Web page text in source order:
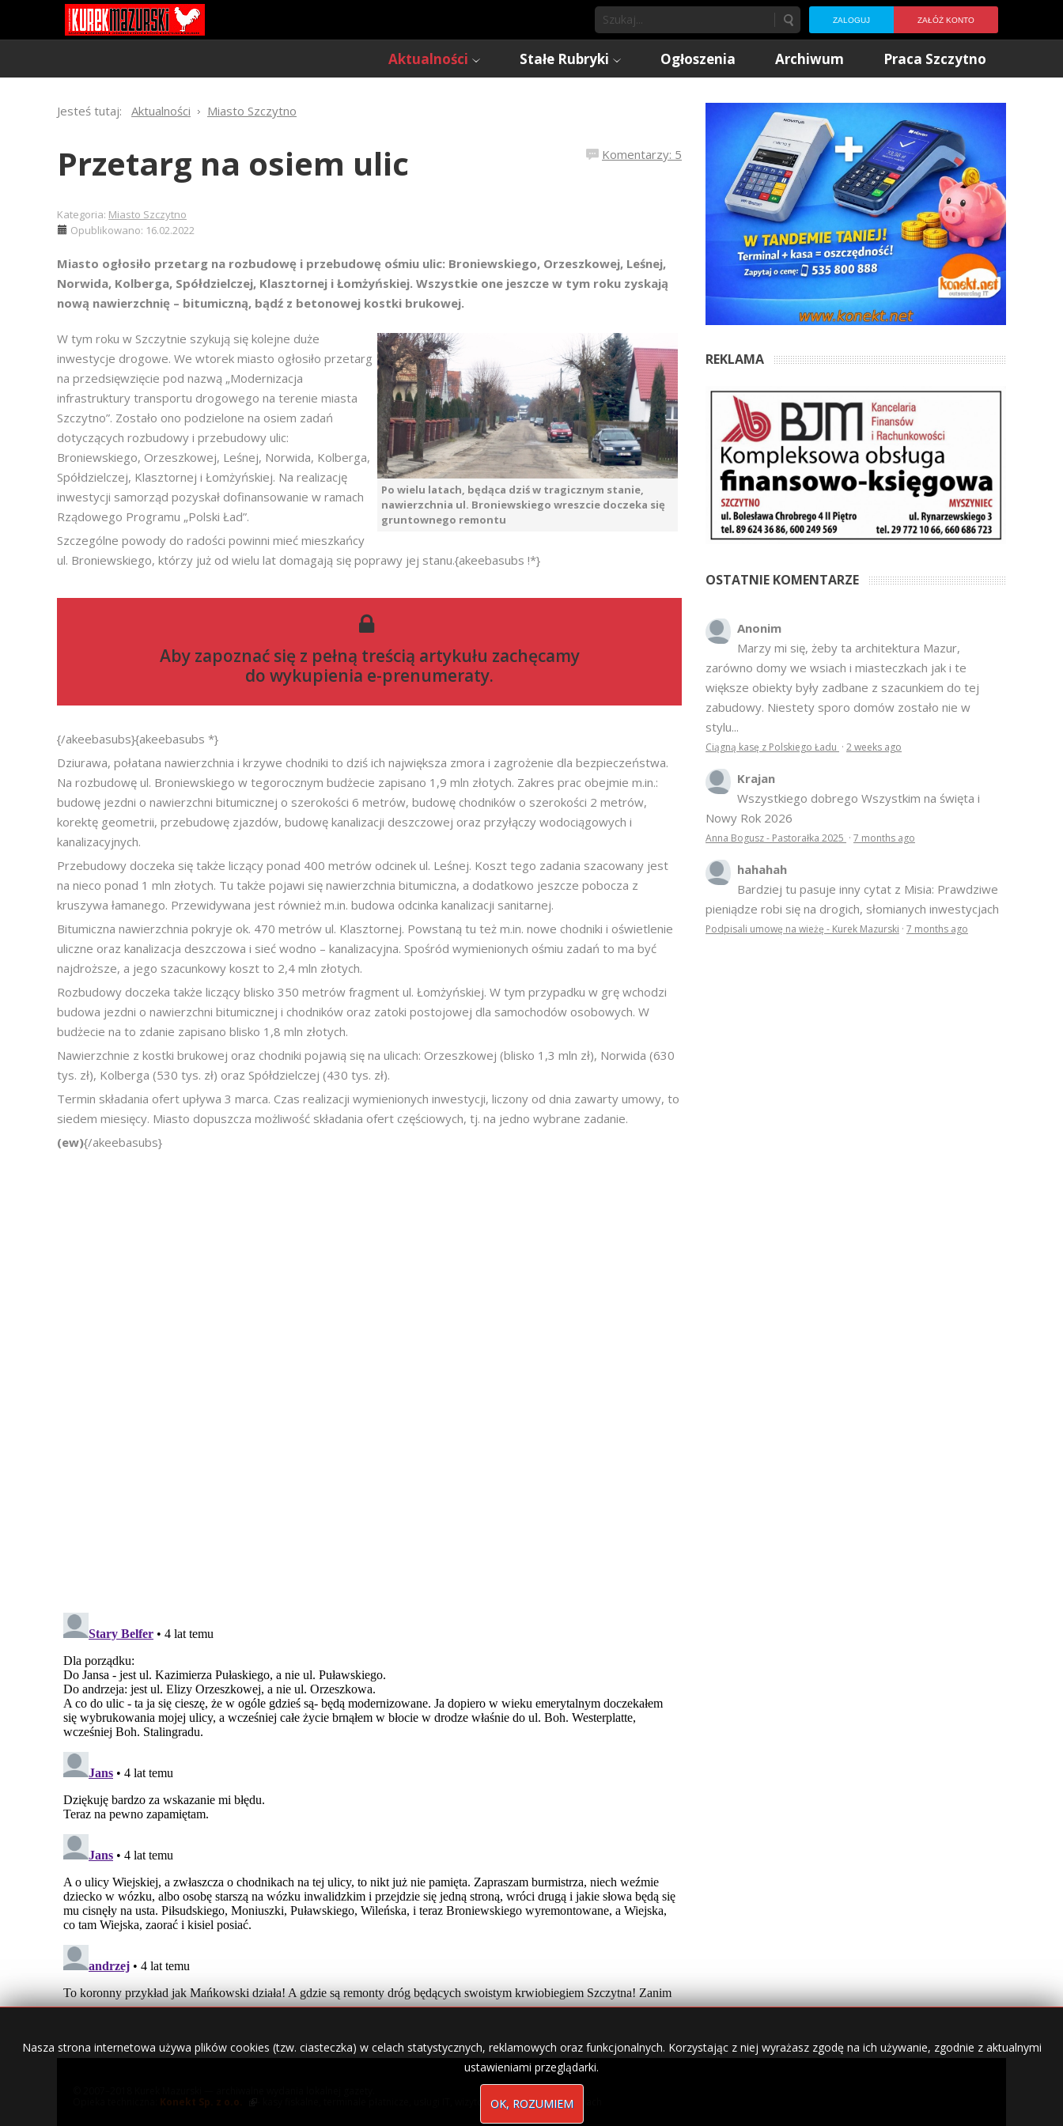
ZALOGUJ ZAŁÓŻ KONTO
Aktualności Stałe Rubryki Ogłoszenia Archiwum Praca Szczytno
Jesteś tutaj: Aktualności Miasto Szczytno
Komentarzy: 5
Przetarg na osiem ulic
Kategoria: Miasto Szczytno
Opublikowano: 16.02.2022
Miasto ogłosiło przetarg na rozbudowę i przebudowę ośmiu ulic: Broniewskiego, Orzeszkowej, Leśnej,
Norwida, Kolberga, Spółdzielczej, Klasztornej i Łomżyńskiej. Wszystkie one jeszcze w tym roku zyskają
nową nawierzchnię – bitumiczną, bądź z betonowej kostki brukowej.
Po wielu latach, będąca dziś w tragicznym stanie,
nawierzchnia ul. Broniewskiego wreszcie doczeka się
gruntownego remontu
W tym roku w Szczytnie szykują się kolejne duże
inwestycje drogowe. We wtorek miasto ogłosiło przetarg
na przedsięwzięcie pod nazwą „Modernizacja
infrastruktury transportu drogowego na terenie miasta
Szczytno”. Zostało ono podzielone na osiem zadań
dotyczących rozbudowy i przebudowy ulic:
Broniewskiego, Orzeszkowej, Leśnej, Norwida, Kolberga,
Spółdzielczej, Klasztornej i Łomżyńskiej. Na realizację
inwestycji samorząd pozyskał dofinansowanie w ramach
Rządowego Programu „Polski Ład”.
Szczególne powody do radości powinni mieć mieszkańcy
ul. Broniewskiego, którzy już od wielu lat domagają się poprawy jej stanu.{akeebasubs !*}
Aby zapoznać się z pełną treścią artykułu zachęcamy
do wykupienia e-prenumeraty.
{/akeebasubs}{akeebasubs *}
Dziurawa, połatana nawierzchnia i krzywe chodniki to dziś ich największa zmora i zagrożenie dla bezpieczeństwa.
Na rozbudowę ul. Broniewskiego w tegorocznym budżecie zapisano 1,9 mln złotych. Zakres prac obejmie m.in.:
budowę jezdni o nawierzchni bitumicznej o szerokości 6 metrów, budowę chodników o szerokości 2 metrów,
korektę geometrii, przebudowę zjazdów, budowę kanalizacji deszczowej oraz przyłączy wodociągowych i
kanalizacyjnych.
Przebudowy doczeka się także liczący ponad 400 metrów odcinek ul. Leśnej. Koszt tego zadania szacowany jest
na nieco ponad 1 mln złotych. Tu także pojawi się nawierzchnia bitumiczna, a dodatkowo jeszcze pobocza z
kruszywa łamanego. Przewidywana jest również m.in. budowa odcinka kanalizacji sanitarnej.
Bitumiczna nawierzchnia pokryje ok. 470 metrów ul. Klasztornej. Powstaną tu też m.in. nowe chodniki i oświetlenie
uliczne oraz kanalizacja deszczowa i sieć wodno – kanalizacyjna. Spośród wymienionych ośmiu zadań to ma być
najdroższe, a jego szacunkowy koszt to 2,4 mln złotych.
Rozbudowy doczeka także liczący blisko 350 metrów fragment ul. Łomżyńskiej. W tym przypadku w grę wchodzi
budowa jezdni o nawierzchni bitumicznej i chodników oraz zatoki postojowej dla samochodów osobowych. W
budżecie na to zdanie zapisano blisko 1,8 mln złotych.
Nawierzchnie z kostki brukowej oraz chodniki pojawią się na ulicach: Orzeszkowej (blisko 1,3 mln zł), Norwida (630
tys. zł), Kolberga (530 tys. zł) oraz Spółdzielczej (430 tys. zł).
Termin składania ofert upływa 3 marca. Czas realizacji wymienionych inwestycji, liczony od dnia zawarty umowy, to
siedem miesięcy. Miasto dopuszcza możliwość składania ofert częściowych, tj. na jedno wybrane zadanie.
(ew){/akeebasubs}
REKLAMA
OSTATNIE KOMENTARZE
Anonim
Marzy mi się, żeby ta architektura Mazur,
zarówno domy we wsiach i miasteczkach jak i te
większe obiekty były zadbane z szacunkiem do tej
zabudowy. Niestety sporo domów zostało nie w
stylu...
Ciągną kasę z Polskiego Ładu · 2 weeks ago
Krajan
Wszystkiego dobrego Wszystkim na święta i
Nowy Rok 2026
Anna Bogusz - Pastorałka 2025 · 7 months ago
hahahah
Bardziej tu pasuje inny cytat z Misia: Prawdziwe
pieniądze robi się na drogich, słomianych inwestycjach
Podpisali umowę na wieżę - Kurek Mazurski · 7 months ago
Nasza strona internetowa używa plików cookies (tzw. ciasteczka) w celach statystycznych, reklamowych oraz funkcjonalnych. Korzystając z niej wyrażasz zgodę na ich używanie, zgodnie z aktualnymi
ustawieniami przeglądarki.
OK, ROZUMIEM
Konekt Sp. z o.o. - kasy fiskalne, terminale płatnicze, usługi IT, wizytówki w lokalnych domenach